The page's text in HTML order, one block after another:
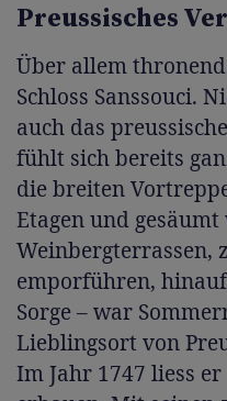
Preussisches
Über allem
Schloss Sanssouci.
auch das
fühlt sich bereits
die breiten
Etagen und
Weinbergterrassen,
emporführen,
Sorge – war
Lieblingsort von
Im Jahr 1747 liess